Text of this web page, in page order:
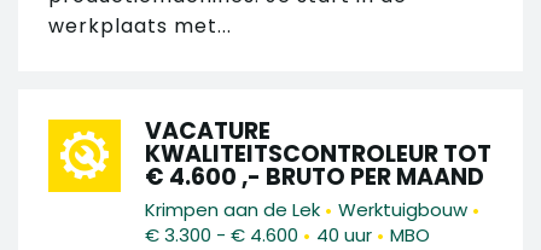
werkplaats met...
VACATURE
KWALITEITSCONTROLEUR TOT
€ 4.600 ,- BRUTO PER MAAND
Krimpen aan de Lek • Werktuigbouw •
€ 3.300 - € 4.600 • 40 uur • MBO